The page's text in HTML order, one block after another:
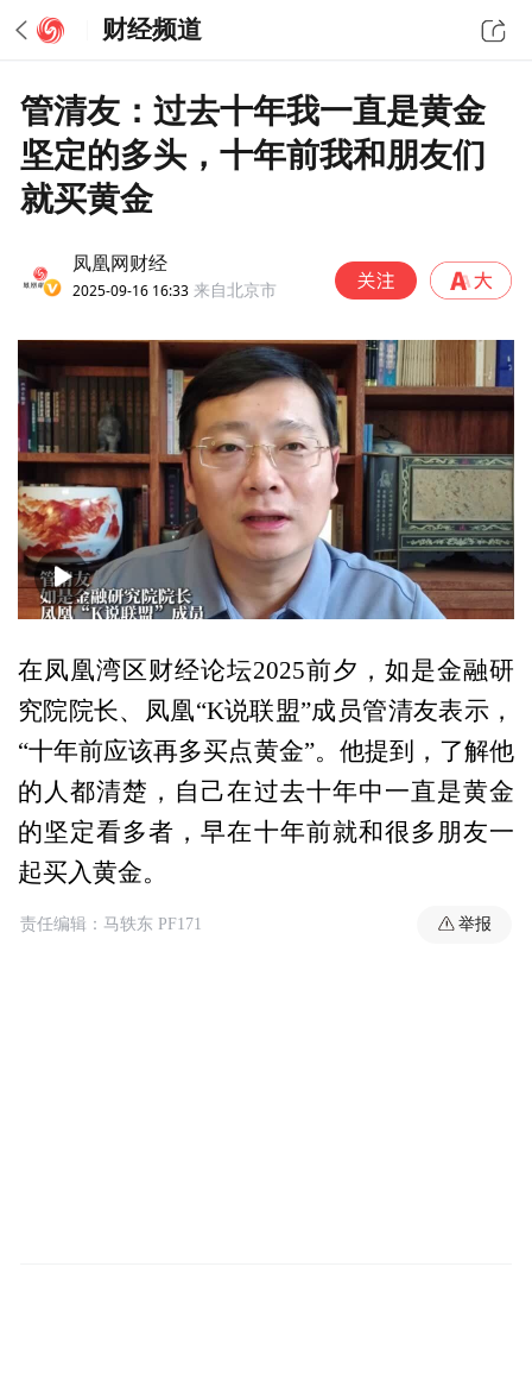
财经频道
管清友：过去十年我一直是黄金
坚定的多头，十年前我和朋友们
就买黄金
凤凰网财经
2025-09-16 16:33 来自北京市
00:00 00:53
在凤凰湾区财经论坛2025前夕，如是金融研
究院院长、凤凰“K说联盟”成员管清友表示，
“十年前应该再多买点黄金”。他提到，了解他
的人都清楚，自己在过去十年中一直是黄金
的坚定看多者，早在十年前就和很多朋友一
起买入黄金。
责任编辑：马轶东 PF171 举报